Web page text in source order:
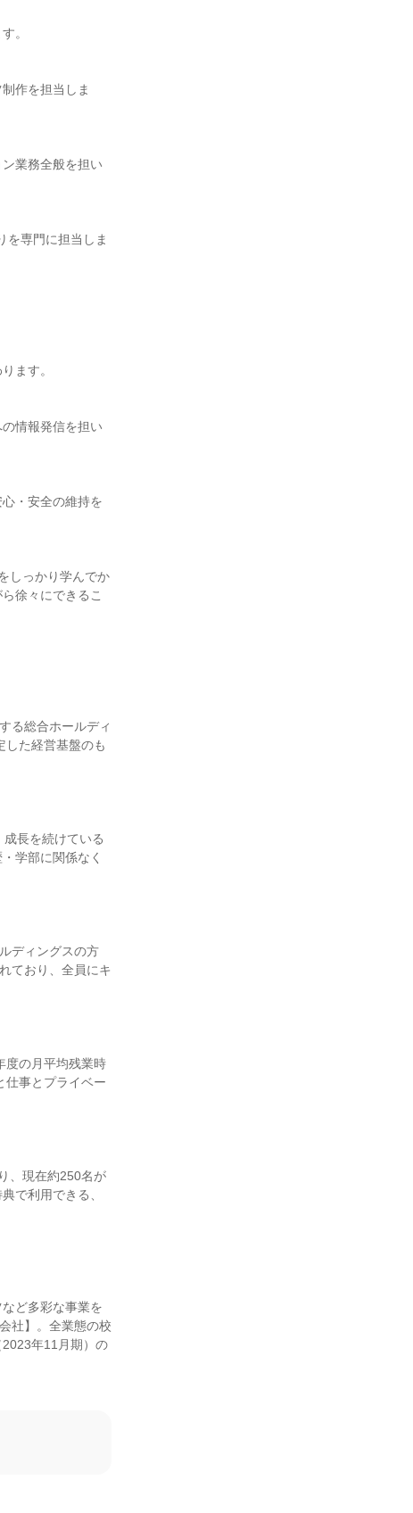
。
作を担当しま
業務全般を担い
を専門に担当しま
ます。
情報発信を担い
・安全の維持を
しっかり学んでか
徐々にできるこ
る総合ホールディ
した経営基盤のも
長を続けている
学部に関係なく
ディングスの方
ており、全員にキ
度の月平均残業時
仕事とプライベー
、現在約250名が
で利用できる、
ど多彩な事業を
社】。全業態の校
年11月期）の